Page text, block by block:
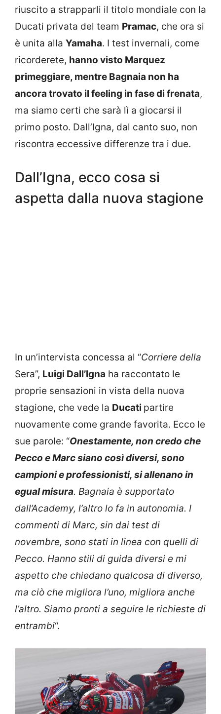
riuscito a strapparli il titolo mondiale con la
Ducati privata del team Pramac, che ora si
è unita alla Yamaha. I test invernali, come
ricorderete, hanno visto Marquez
primeggiare, mentre Bagnaia non ha
ancora trovato il feeling in fase di frenata,
ma siamo certi che sarà lì a giocarsi il
primo posto. Dall’Igna, dal canto suo, non
riscontra eccessive differenze tra i due.
Dall’Igna, ecco cosa si
aspetta dalla nuova stagione
In un’intervista concessa al “Corriere della
Sera”, Luigi Dall’Igna ha raccontato le
proprie sensazioni in vista della nuova
stagione, che vede la Ducati partire
nuovamente come grande favorita. Ecco le
sue parole: “Onestamente, non credo che
Pecco e Marc siano così diversi, sono
campioni e professionisti, si allenano in
egual misura. Bagnaia è supportato
dall’Academy, l’altro lo fa in autonomia. I
commenti di Marc, sin dai test di
novembre, sono stati in linea con quelli di
Pecco. Hanno stili di guida diversi e mi
aspetto che chiedano qualcosa di diverso,
ma ciò che migliora l’uno, migliora anche
l’altro. Siamo pronti a seguire le richieste di
entrambi“.